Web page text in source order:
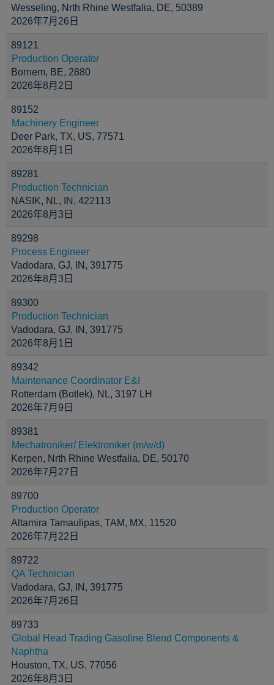
Wesseling, Nrth Rhine Westfalia, DE, 50389
2026年7月26日
89121
Production Operator
Bornem, BE, 2880
2026年8月2日
89152
Machinery Engineer
Deer Park, TX, US, 77571
2026年8月1日
89281
Production Technician
NASIK, NL, IN, 422113
2026年8月3日
89298
Process Engineer
Vadodara, GJ, IN, 391775
2026年8月3日
89300
Production Technician
Vadodara, GJ, IN, 391775
2026年8月1日
89342
Maintenance Coordinator E&I
Rotterdam (Botlek), NL, 3197 LH
2026年7月9日
89381
Mechatroniker/ Elektroniker (m/w/d)
Kerpen, Nrth Rhine Westfalia, DE, 50170
2026年7月27日
89700
Production Operator
Altamira Tamaulipas, TAM, MX, 11520
2026年7月22日
89722
QA Technician
Vadodara, GJ, IN, 391775
2026年7月26日
89733
Global Head Trading Gasoline Blend Components &
Naphtha
Houston, TX, US, 77056
2026年8月3日